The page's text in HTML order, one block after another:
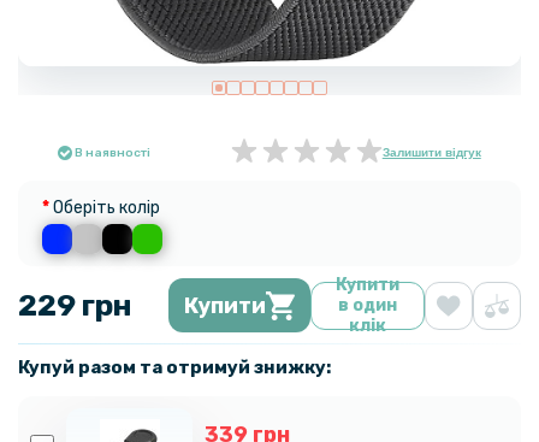
В наявності Залишити відгук
Оберіть колір
229 грн Купити
Купити
в один
клік
Купуй разом та отримуй знижку:
339 грн